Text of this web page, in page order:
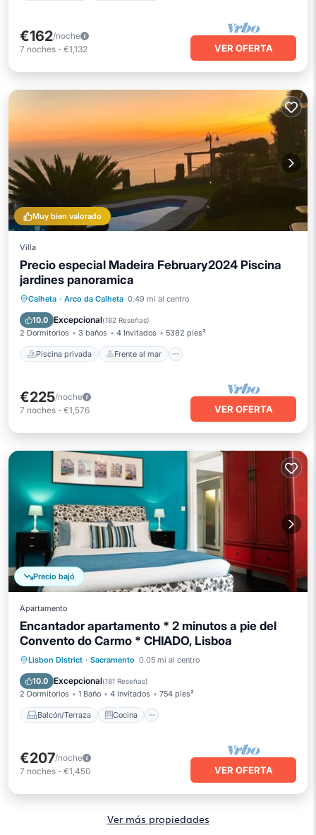
€162/noche
7 noches - €1,132 VER OFERTA
Muy bien valorado
Villa
Precio especial Madeira February2024 Piscina
jardines panoramica
Calheta · Arco da Calheta 0.49 mi al centro
10.0 Excepcional(182 Reseñas)
2 Dormitorios 3 baños 4 Invitados 5382 pies²
Piscina privada Frente al mar
Piscina privada
Frente al mar
Bañera de hidromasaje
€225/noche
7 noches - €1,576 VER OFERTA
Precio bajó
Apartamento
Encantador apartamento * 2 minutos a pie del
Convento do Carmo * CHIADO, Lisboa
Lisbon District · Sacramento 0.05 mi al centro
10.0 Excepcional(181 Reseñas)
2 Dormitorios 1 Baño 4 Invitados 754 pies²
Balcón/Terraza Cocina
Balcón/Terraza Cocina
Apto para niños
€207/noche
7 noches - €1,450 VER OFERTA
Ver más propiedades